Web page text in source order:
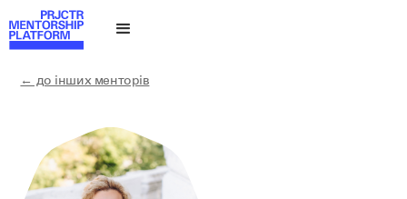
← до інших менторів